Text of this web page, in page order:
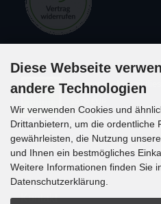
Bestseller
Glasmosaik
Kontakt
Diese Webseite
andere Technologien
Wir verwenden Cookies und
Drittanbietern, um die ordentliche
gewährleisten, die Nutzung
und Ihnen ein bestmögliches
Weitere Informationen finden Sie
Datenschutzerklärung.